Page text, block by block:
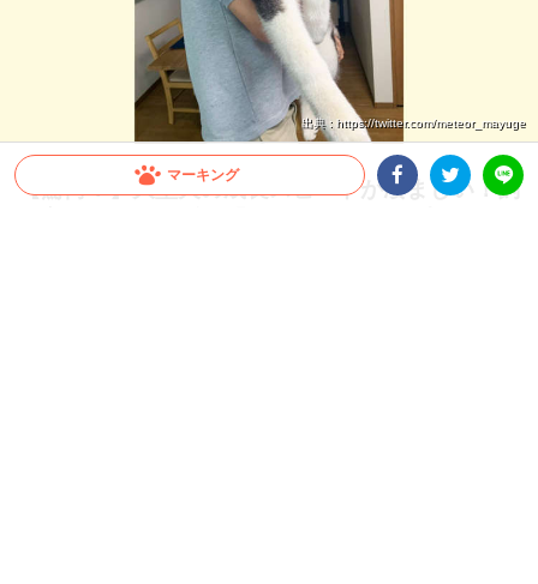
マーキング
出典 : https://twitter.com/meteor_mayuge
【驚愕！】大型犬の成長スピードが凄まじい！飼